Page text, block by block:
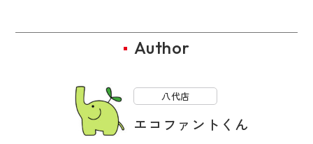
Author
八代店
エコファントくん